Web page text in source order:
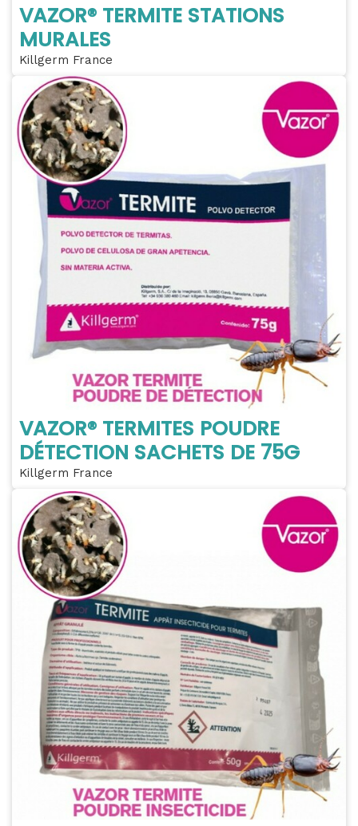
VAZOR® TERMITE STATIONS
MURALES
Killgerm France
VAZOR® TERMITES POUDRE
DÉTECTION SACHETS DE 75G
Killgerm France